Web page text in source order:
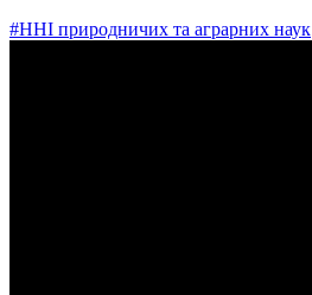
#ННІ природничих та аграрних наук